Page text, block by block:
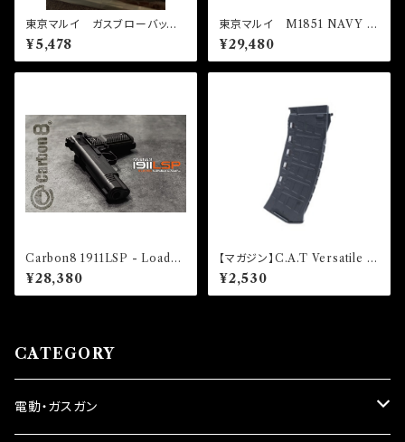
東京マルイ ガスブローバッ
ク 89式35連マガジン
¥5,478
東京マルイ M1851 NAVY シ
ルバーモデル【エアーリボルバー
プロ】
¥29,480
Carbon8 1911LSP - Loaded
Special -(CO2)
¥28,380
【マガジン】C.A.T Versatile A
Kマガジン TYPE-R スプリン
グ式 130連
¥2,530
CATEGORY
電動・ガスガン